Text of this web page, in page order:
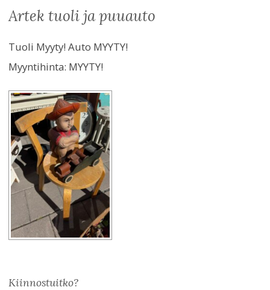
artek tuoli ja puuauto
Tuoli Myyty! Auto MYYTY!
Myyntihinta: MYYTY!
Kiinnostuitko?